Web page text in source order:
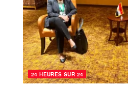
24 HEURES SUR 24